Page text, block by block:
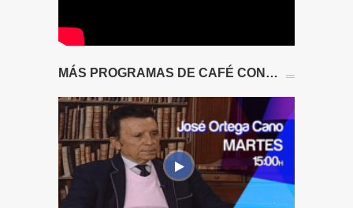
MÁS PROGRAMAS DE CAFÉ CON…